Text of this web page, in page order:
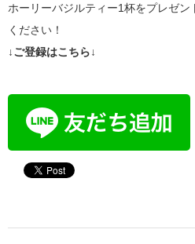
ホーリーバジルティー1杯をプレゼ
ください！
↓ご登録はこちら↓